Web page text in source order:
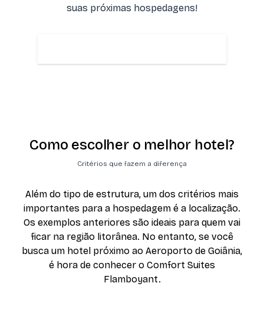
suas próximas hospedagens!
Como escolher o melhor hotel?
Critérios que fazem a diferença
Além do tipo de estrutura, um dos critérios mais
importantes para a hospedagem é a localização.
Os exemplos anteriores são ideais para quem vai
ficar na região litorânea. No entanto, se você
busca um hotel próximo ao Aeroporto de Goiânia,
é hora de conhecer o Comfort Suites
Flamboyant.